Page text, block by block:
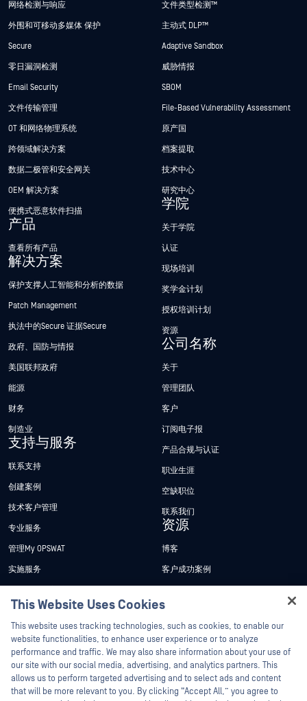
网络检测与响应
外围和可移动多媒体 保护
Secure
零日漏洞检测
Email Security
文件传输管理
OT 和网络物理系统
跨领域解决方案
数据二极管和安全网关
OEM 解决方案
便携式恶意软件扫描
产品
查看所有产品
解决方案
保护支撑人工智能和分析的数据
Patch Management
执法中的Secure 证据Secure
政府、国防与情报
美国联邦政府
能源
财务
制造业
支持与服务
联系支持
创建案例
技术客户管理
专业服务
管理My OPSWAT
实施服务
技术文档
培训
漏洞计划
合作伙伴
认证
文件类型检测™
主动式 DLP™
Adaptive Sandbox
威胁情报
SBOM
File-Based Vulnerability Assessment
原产国
档案提取
技术中心
研究中心
学院
关于学院
认证
现场培训
奖学金计划
授权培训计划
资源
公司名称
关于
管理团队
客户
订阅电子报
产品合规与认证
职业生涯
空缺职位
联系我们
资源
博客
客户成功案例
新闻报道
活动
网络研讨会
产品型录
白皮书
This Website Uses Cookies
This website uses tracking technologies, such as cookies, to enable our
website functionalities, to enhance user experience or to analyze
performance and traffic. We may also share information about your use of
our site with our social media, advertising, and analytics partners. This
allows us to perform targeted advertising and to select ads and content
that will be more relevant to you. By clicking “Accept All,” you agree to
Hey there!
I'm Ozzy, your OPSWAT virtual assistant.
How can I help you secure what's critical
today?